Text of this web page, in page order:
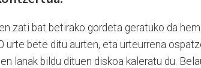
zati bat betirako gordeta geratuko da
urte bete ditu aurten, eta urteurrena
lanak bildu dituen diskoa kaleratu du.